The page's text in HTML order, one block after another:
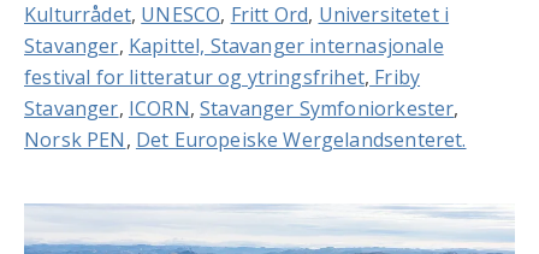
Kulturrådet, UNESCO, Fritt Ord, Universitetet i
Stavanger, Kapittel, Stavanger internasjonale
festival for litteratur og ytringsfrihet, Friby
Stavanger, ICORN,Stavanger Symfoniorkester,
Norsk PEN, Det Europeiske Wergelandsenteret.